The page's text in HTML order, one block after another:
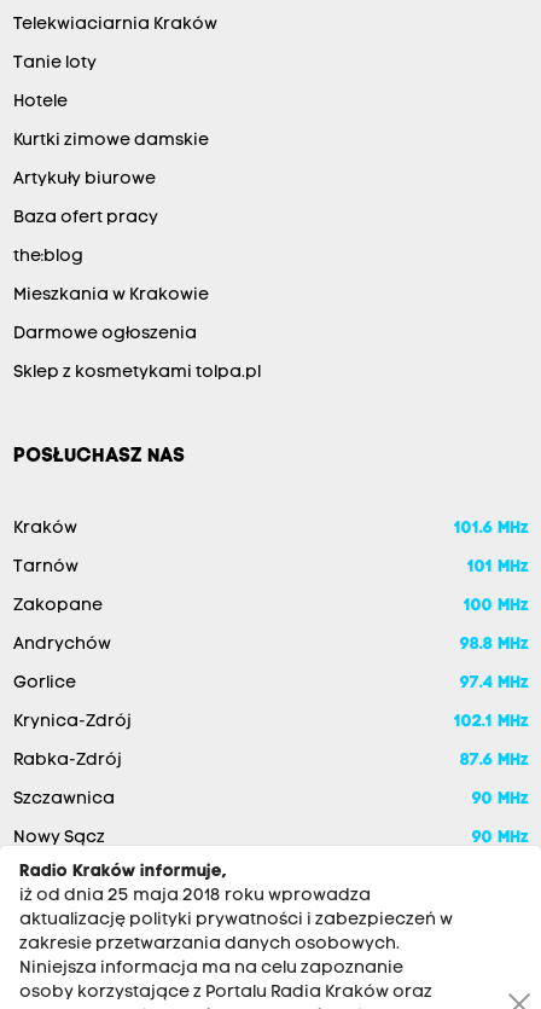
Telekwiaciarnia Kraków
Tanie loty
Hotele
Kurtki zimowe damskie
Artykuły biurowe
Baza ofert pracy
the:blog
Mieszkania w Krakowie
Darmowe ogłoszenia
Sklep z kosmetykami tolpa.pl
POSŁUCHASZ NAS
Kraków 101.6 MHz
Tarnów 101 MHz
Zakopane 100 MHz
Andrychów 98.8 MHz
Gorlice 97.4 MHz
Krynica-Zdrój 102.1 MHz
Rabka-Zdrój 87.6 MHz
Szczawnica 90 MHz
Nowy Sącz
90 MHz
Radio Kraków informuje,
iż od dnia 25 maja 2018 roku wprowadza
aktualizację polityki prywatności i zabezpieczeń w
zakresie przetwarzania danych osobowych.
Niniejsza informacja ma na celu zapoznanie
osoby korzystające z Portalu Radia Kraków oraz